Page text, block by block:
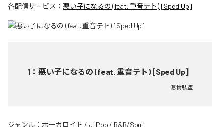
各配信サービス： 悪い子になるの (feat. 重音テト) [Sped Up]
1 ： 悪い子になるの (feat. 重音テト) [Sped Up]
怠惰駄堕
ジャンル： ボーカロイド / J-Pop / R&B/Soul